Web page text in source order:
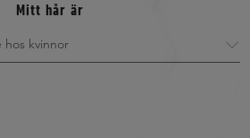
Water - Diethyllutidinate -
Taurate - Xylitylglucoside -
Mitt hår är